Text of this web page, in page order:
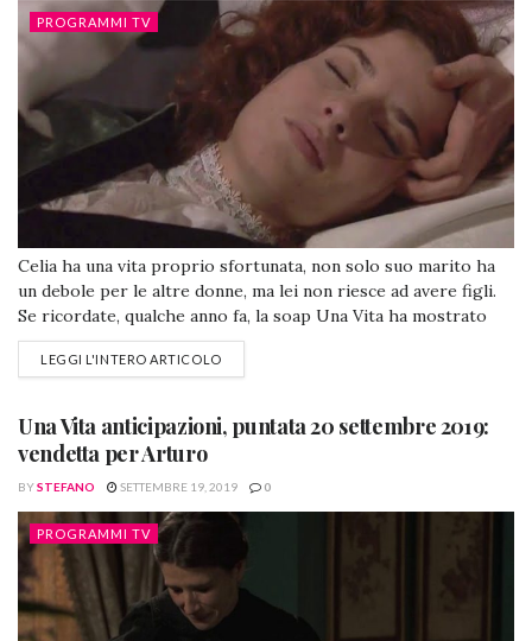
PROGRAMMI TV
Celia ha una vita proprio sfortunata, non solo suo marito ha
un debole per le altre donne, ma lei non riesce ad avere figli.
Se ricordate, qualche anno fa, la soap Una Vita ha mostrato
quanto sia stata male dopo avere perso la crestura che
attendeva. Se succedesse un'altra volta, come andrebbe a finire
LEGGI L'INTERO ARTICOLO
Una Vita anticipazioni, puntata 20 settembre 2019:
vendetta per Arturo
BYSTEFANO SETTEMBRE 19, 2019 0
PROGRAMMI TV